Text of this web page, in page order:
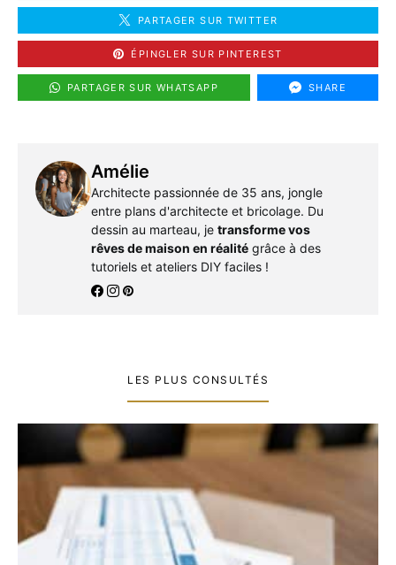
PARTAGER SUR TWITTER
ÉPINGLER SUR PINTEREST
PARTAGER SUR WHATSAPP SHARE
Amélie
Architecte passionnée de 35 ans, jongle
entre plans d'architecte et bricolage. Du
dessin au marteau, je transforme vos
rêves de maison en réalitégrâce à des
tutoriels et ateliers DIY faciles !
LES PLUS CONSULTÉS